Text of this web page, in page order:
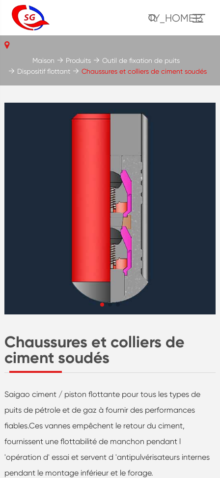
TY_HOME13
Chaussures et colliers de
ciment soudés
Saigao ciment / piston flottante pour tous les types de
puits de pétrole et de gaz à fournir des performances
fiables.Ces vannes empêchent le retour du ciment,
fournissent une flottabilité de manchon pendant l
'opération d' essai et servent d 'antipulvérisateurs internes
pendant le montage inférieur et le forage.
Maison Produits
Outil de fixation de puits
Dispositif flottant
Chaussures et colliers de ciment soudés